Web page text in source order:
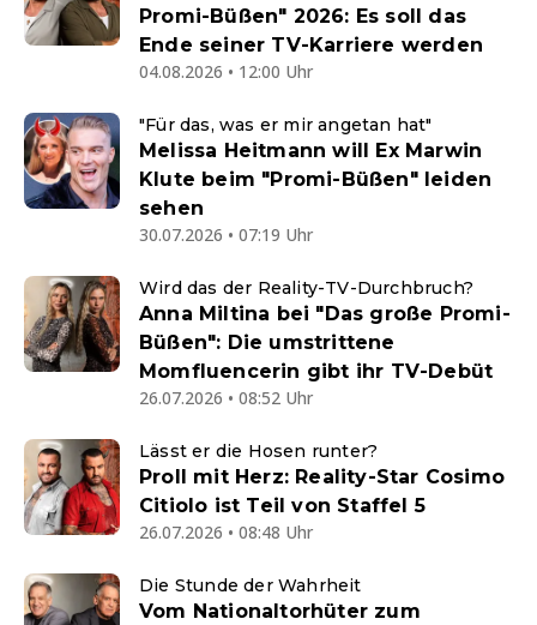
Promi-Büßen" 2026: Es soll das
Ende seiner TV-Karriere werden
04.08.2026 • 12:00 Uhr
"Für das, was er mir angetan hat"
Melissa Heitmann will Ex Marwin
Klute beim "Promi-Büßen" leiden
sehen
30.07.2026 • 07:19 Uhr
Wird das der Reality-TV-Durchbruch?
Anna Miltina bei "Das große Promi-
Büßen": Die umstrittene
Momfluencerin gibt ihr TV-Debüt
26.07.2026 • 08:52 Uhr
Lässt er die Hosen runter?
Proll mit Herz: Reality-Star Cosimo
Citiolo ist Teil von Staffel 5
26.07.2026 • 08:48 Uhr
Die Stunde der Wahrheit
Vom Nationaltorhüter zum